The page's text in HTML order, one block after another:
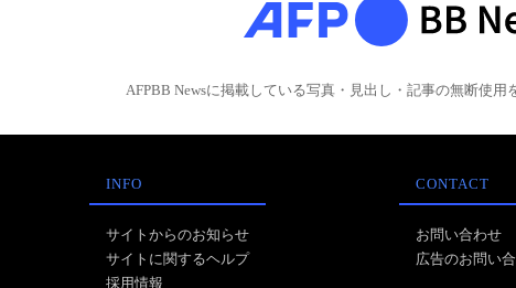
AFPBB Newsに掲載している写真・見出し・記事の無断使用
INFO
サイトからのお知らせ
サイトに関するヘルプ
採用情報
CONTACT
お問い合わせ
広告のお問い